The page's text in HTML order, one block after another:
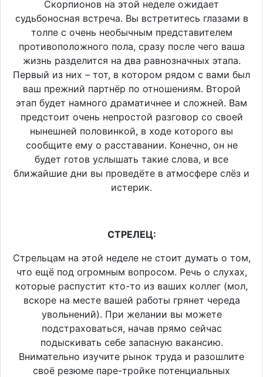
Скорпионов на этой неделе ожидает
судьбоносная встреча. Вы встретитесь глазами в
толпе с очень необычным представителем
противоположного пола, сразу после чего ваша
жизнь разделится на два равнозначных этапа.
Первый из них – тот, в котором рядом с вами был
ваш прежний партнёр по отношениям. Второй
этап будет намного драматичнее и сложней. Вам
предстоит очень непростой разговор со своей
нынешней половинкой, в ходе которого вы
сообщите ему о расставании. Конечно, он не
будет готов услышать такие слова, и все
ближайшие дни вы проведёте в атмосфере слёз и
истерик.
СТРЕЛЕЦ:
Стрельцам на этой неделе не стоит думать о том,
что ещё под огромным вопросом. Речь о слухах,
которые распустит кто-то из ваших коллег (мол,
вскоре на месте вашей работы грянет череда
увольнений). При желании вы можете
подстраховаться, начав прямо сейчас
подыскивать себе запасную вакансию.
Внимательно изучите рынок труда и разошлите
своё резюме паре-тройке потенциальных